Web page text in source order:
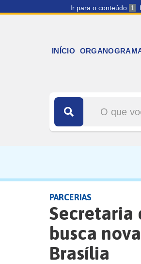
Ir para o conteúdo 1
INÍCIO
PARCERIAS
Secretaria
busca
Brasília